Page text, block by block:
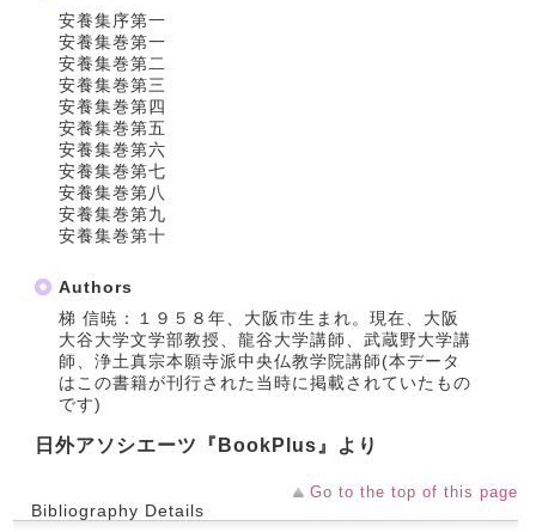
安養集序第一
安養集巻第一
安養集巻第二
安養集巻第三
安養集巻第四
安養集巻第五
安養集巻第六
安養集巻第七
安養集巻第八
安養集巻第九
安養集巻第十
Authors
梯 信暁：１９５８年、大阪市生まれ。現在、大阪
大谷大学文学部教授、龍谷大学講師、武蔵野大学講
師、浄土真宗本願寺派中央仏教学院講師(本データ
はこの書籍が刊行された当時に掲載されていたもの
です)
日外アソシエーツ『BookPlus』より
Go to the top of this page
Bibliography Details